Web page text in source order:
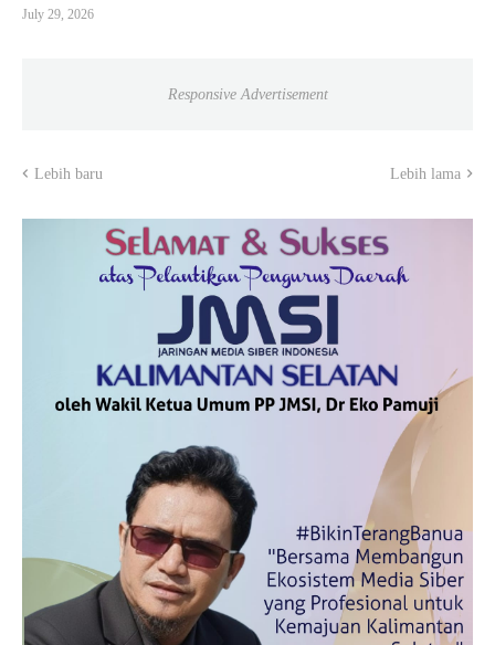
July 29, 2026
Responsive Advertisement
Lebih baru Lebih lama